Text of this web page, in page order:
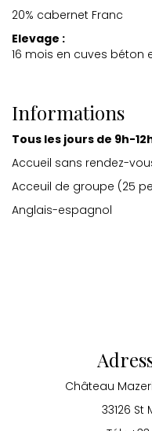
20% cabernet Franc
Elevage :
16 mois en cuves béton
Informations
Tous les jours de 9h-
Accueil sans rendez-
Acceuil de groupe (25
Anglais-espagnol
Château
33126